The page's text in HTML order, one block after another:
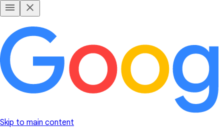
Skip to main content